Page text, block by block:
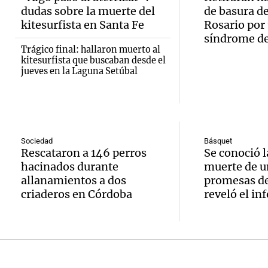
Episodios
relato
Greco
de
para
inicia
para
nuevos
casa
para
Audio.
dudas sobre la muerte del
kitesurfista en Santa Fe
Trágico final: hallaron muerto al
kitesurfista que buscaban desde el
jueves en la Laguna Setúbal
de basura
Rosario por
síndrome
Sociedad
Rescataron a 146 perros
hacinados durante
allanamientos a dos
criaderos en Córdoba
Básquet
Se conoció
muerte de
promesas
reveló el